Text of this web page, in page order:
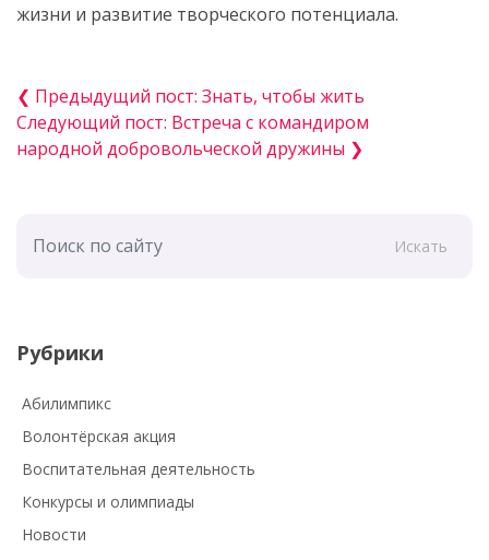
жизни и развитие творческого потенциала.
❮ Предыдущий пост: Знать, чтобы жить
Следующий пост: Встреча с командиром
народной добровольческой дружины ❯
Искать
Рубрики
Абилимпикс
Волонтёрская акция
Воспитательная деятельность
Конкурсы и олимпиады
Новости